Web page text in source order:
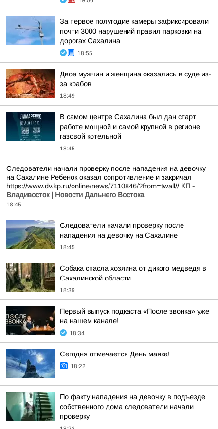
За первое полугодие камеры зафиксировали
почти 3000 нарушений правил парковки на
дорогах Сахалина
18:55
Двое мужчин и женщина оказались в суде из-
за крабов
18:49
В самом центре Сахалина был дан старт
работе мощной и самой крупной в регионе
газовой котельной
18:45
Следователи начали проверку после нападения на девочку
на Сахалине Ребенок оказал сопротивление и закричал
https://www.dv.kp.ru/online/news/7110846/?from=twall// КП -
Владивосток | Новости Дальнего Востока
18:45
Следователи начали проверку после
нападения на девочку на Сахалине
18:45
Собака спасла хозяина от дикого медведя в
Сахалинской области
18:39
Первый выпуск подкаста «После звонка» уже
на нашем канале!
18:34
Сегодня отмечается День маяка!
18:22
По факту нападения на девочку в подъезде
собственного дома следователи начали
проверку